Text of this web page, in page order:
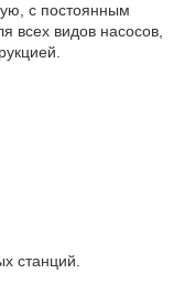
с постоянным
всех видов насосов,
станций.